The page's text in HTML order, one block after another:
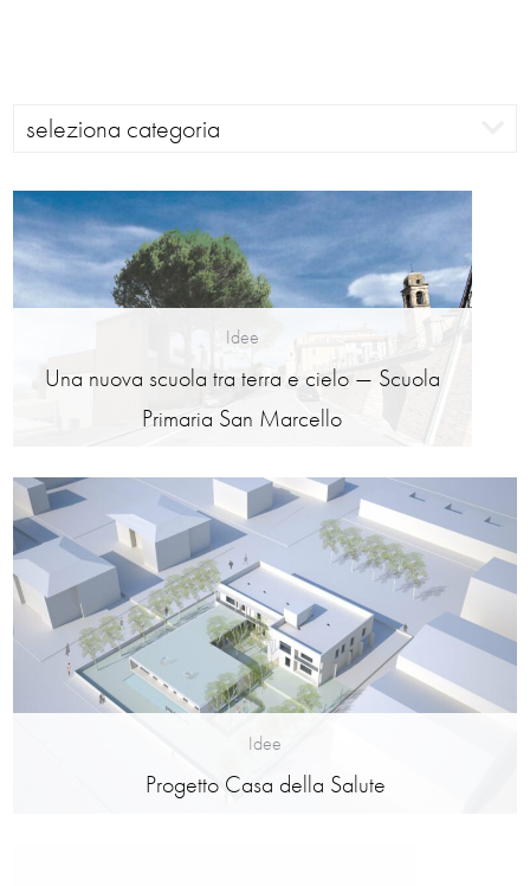
seleziona categoria
Idee
Una nuova scuola tra terra e cielo — Scuola
Primaria San Marcello
Idee
Progetto Casa della Salute